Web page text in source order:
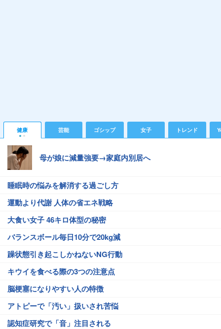
健康 芸能 ゴシップ 女子 トレンド
母が娘に減量強要→家庭内別居へ
睡眠時の悩みを解消する過ごし方
運動より代謝 人体の省エネ戦略
大食い女子 46キロ体型の秘密
バランスボール毎日10分で20kg減
躁状態引き起こしかねないNG行動
キウイを食べる際の3つの注意点
脳梗塞になりやすい人の特徴
アトピーで「汚い」扱いされ苦悩
認知症研究で「音」注目される